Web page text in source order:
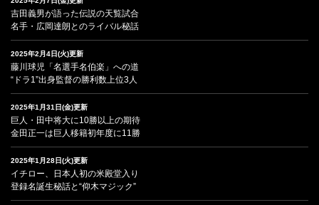
吉田義男が語った伝説の天覧試合
名手・広岡達朗とのライバル秘話
2025年2月4日(火)更新
藤川球児「名選手名伯楽」への道
“ドラ1”出身監督の勝利数上位3人
2025年1月31日(金)更新
巨人・田中将大に10勝以上の期待
金田正一は巨人移籍初年度に11勝
2025年1月28日(火)更新
イチロー、日本人初の米殿堂入り
登録名誕生秘話と“仰木マジック”